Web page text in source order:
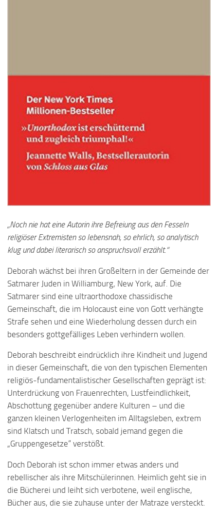
„Noch nie hat eine Autorin ihre Befreiung aus den Fesseln
religiöser Extremisten so lebensnah, so ehrlich, so analytisch
klug und dabei literarisch so anspruchsvoll erzählt.“
Deborah wächst bei ihren Großeltern in der Gemeinde der
Satmarer Juden in Williamburg, New York, auf. Die
Satmarer sind eine ultraorthodoxe chassidische
Gemeinschaft, die im Holocaust eine von Gott verhängte
Strafe sehen und eine Wiederholung dessen durch ein
besonders gottgefälliges Leben verhindern wollen.
Deborah beschreibt eindrücklich ihre Kindheit und Jugend
in dieser Gemeinschaft, die von den typischen Elementen
religiös-fundamentalistischer Gesellschaften geprägt ist:
Unterdrückung von Frauenrechten, Lustfeindlichkeit,
Abschottung gegenüber andere Kulturen – und die
ganzen kleinen Verlogenheiten im Alltagsleben, extrem
sind Klatsch und Tratsch, sobald jemand gegen die
„Gruppengesetze“ verstößt.
Doch Deborah ist schon immer etwas anders und
rebellischer als ihre Mitschülerinnen. Heimlich geht sie in
die Bücherei und leiht sich verbotene, weil englische,
Bücher aus, die sie zuhause unter der Matraze versteckt.